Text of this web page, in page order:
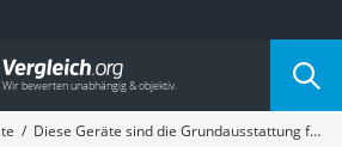
nach Kategorie
Diese Geräte sind die Grundausstattung für Ihren Garten